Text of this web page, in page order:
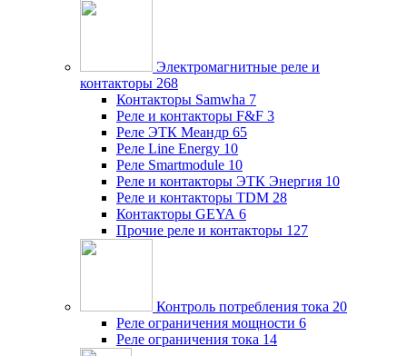
Электромагнитные реле и
контакторы 268
Контакторы Samwha 7
Реле и контакторы F&F 3
Реле ЭТК Меандр 65
Реле Line Energy 10
Реле Smartmodule 10
Реле и контакторы ЭТК Энергия 10
Реле и контакторы TDM 28
Контакторы GEYA 6
Прочие реле и контакторы 127
Контроль потребления тока 20
Реле ограничения мощности 6
Реле ограничения тока 14